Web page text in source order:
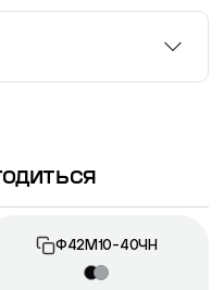
Ф42М10-40ЧН